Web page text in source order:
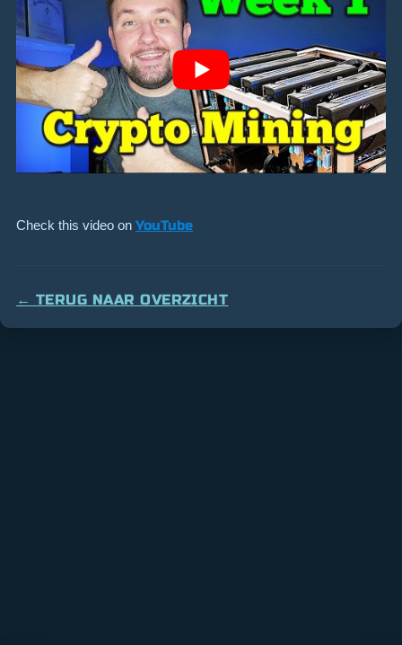
Check this video on YouTube
← TERUG NAAR OVERZICHT